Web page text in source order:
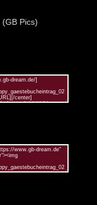
(GB Pics)